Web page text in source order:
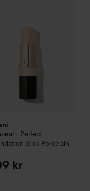
+ Perfect
Stick Porcelain
kr